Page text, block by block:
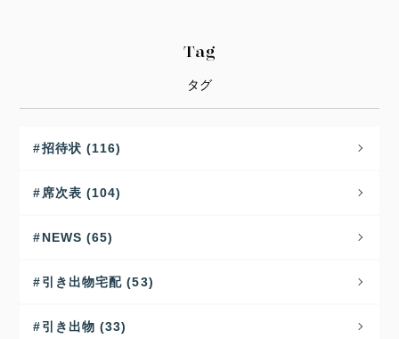
Tag
タグ
招待状 (116)
席次表 (104)
NEWS (65)
引き出物宅配 (53)
引き出物 (33)